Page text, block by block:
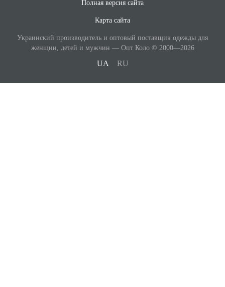
Полная версия сайта
Карта сайта
Украинский производитель и оптовый поставщик одежды для
женщин, детей и мужчин — Опт Коло © 2000—2026
UA RU